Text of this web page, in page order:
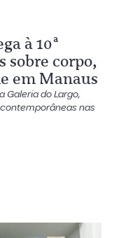
à 10ª
sobre corpo,
em Manaus
Galeria do Largo,
nas